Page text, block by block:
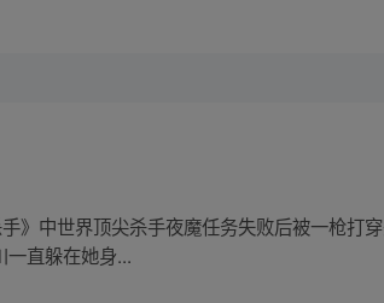
》中世界顶尖杀手夜魔任务失败后被一枪打
一直躲在她身...